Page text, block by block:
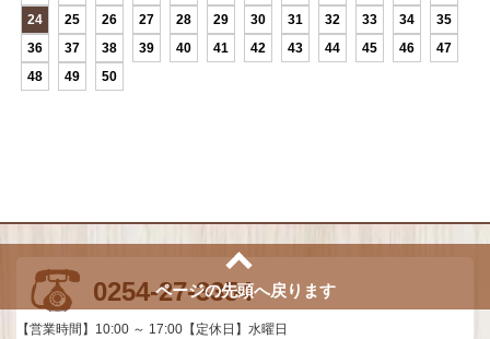
24
25 26 27 28 29 30 31 32 33 34
35
36
37 38 39 40 41 42 43 44 45 46
47
48
49 50
ページの先頭へ戻ります
0254-27-3354
【営業時間】10:00 ～ 17:00【定休日】水曜日